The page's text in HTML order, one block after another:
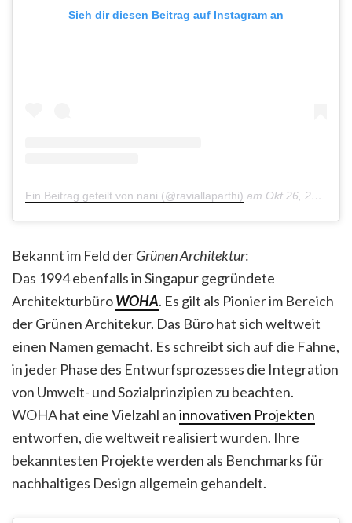
Sieh dir diesen Beitrag auf Instagram an
Ein Beitrag geteilt von nani (@raviallaparthi) am Okt 26, 2019 um 12:39 PDT
Bekannt im Feld derGrünen Architektur:
Das 1994 ebenfalls in Singapur gegründete
ArchitekturbüroWOHA. Es gilt als Pionier im Bereich
der Grünen Architekur. Das Büro hat sich weltweit
einen Namen gemacht. Es schreibt sich auf die Fahne,
in jeder Phase des Entwurfsprozesses die Integration
von Umwelt- und Sozialprinzipien zu beachten.
WOHA hat eine Vielzahl aninnovativen Projekten
entworfen, die weltweit realisiert wurden. Ihre
bekanntesten Projekte werden als Benchmarks für
nachhaltiges Design allgemein gehandelt.